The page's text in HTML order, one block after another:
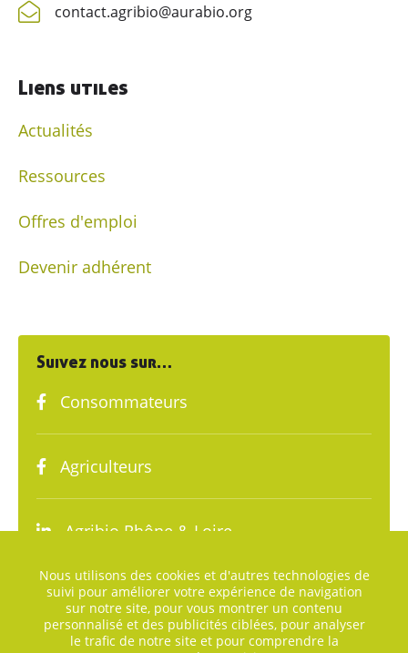
contact.agribio@aurabio.org
Liens utiles
Actualités
Ressources
Offres d'emploi
Devenir adhérent
Suivez nous sur…
Consommateurs
Agriculteurs
Agribio Rhône & Loire
Nous utilisons des cookies et d'autres technologies de
suivi pour améliorer votre expérience de navigation
sur notre site, pour vous montrer un contenu
personnalisé et des publicités ciblées, pour analyser
le trafic de notre site et pour comprendre la